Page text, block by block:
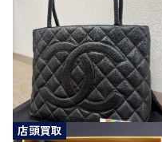
店頭買取